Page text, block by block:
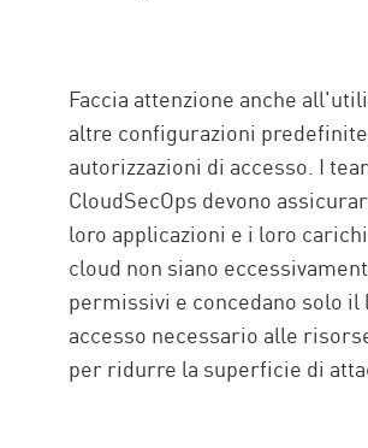
Faccia attenzione anche
altre configurazioni
autorizzazioni di accesso. I
CloudSecOps devono
loro applicazioni e i loro
cloud non siano
permissivi e concedano solo il
accesso necessario alle
per ridurre la superficie di